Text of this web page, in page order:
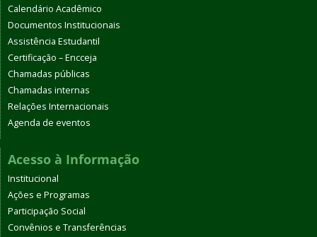
Calendário Acadêmico
Documentos Institucionais
Assistência Estudantil
Certificação – Encceja
Chamadas públicas
Chamadas internas
Relações Internacionais
Agenda de eventos
Acesso à Informação
Institucional
Ações e Programas
Participação Social
Convênios e Transferências